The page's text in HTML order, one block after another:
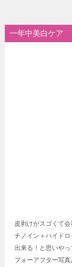
一年中美白ケア
皮剥けがスゴくて
チノイン＋ハイド
出来る！と思いや
フォーアフター写真